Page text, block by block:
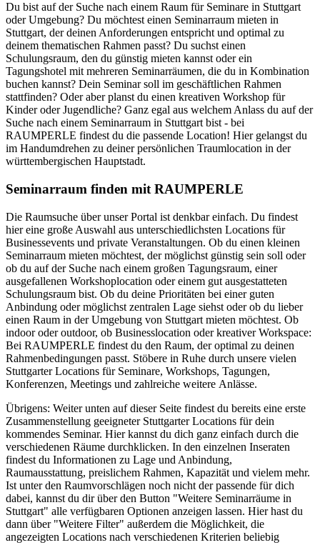
Du bist auf der Suche nach einem Raum für Seminare in Stuttgart
oder Umgebung? Du möchtest einen Seminarraum mieten in
Stuttgart, der deinen Anforderungen entspricht und optimal zu
deinem thematischen Rahmen passt? Du suchst einen
Schulungsraum, den du günstig mieten kannst oder ein
Tagungshotel mit mehreren Seminarräumen, die du in Kombination
buchen kannst? Dein Seminar soll im geschäftlichen Rahmen
stattfinden? Oder aber planst du einen kreativen Workshop für
Kinder oder Jugendliche? Ganz egal aus welchem Anlass du auf der
Suche nach einem Seminarraum in Stuttgart bist - bei
RAUMPERLE findest du die passende Location! Hier gelangst du
im Handumdrehen zu deiner persönlichen Traumlocation in der
württembergischen Hauptstadt.
Seminarraum finden mit RAUMPERLE
Die Raumsuche über unser Portal ist denkbar einfach. Du findest
hier eine große Auswahl aus unterschiedlichsten Locations für
Businessevents und private Veranstaltungen. Ob du einen kleinen
Seminarraum mieten möchtest, der möglichst günstig sein soll oder
ob du auf der Suche nach einem großen Tagungsraum, einer
ausgefallenen Workshoplocation oder einem gut ausgestatteten
Schulungsraum bist. Ob du deine Prioritäten bei einer guten
Anbindung oder möglichst zentralen Lage siehst oder ob du lieber
einen Raum in der Umgebung von Stuttgart mieten möchtest. Ob
indoor oder outdoor, ob Businesslocation oder kreativer Workspace:
Bei RAUMPERLE findest du den Raum, der optimal zu deinen
Rahmenbedingungen passt. Stöbere in Ruhe durch unsere vielen
Stuttgarter Locations für Seminare, Workshops, Tagungen,
Konferenzen, Meetings und zahlreiche weitere Anlässe.
Übrigens: Weiter unten auf dieser Seite findest du bereits eine erste
Zusammenstellung geeigneter Stuttgarter Locations für dein
kommendes Seminar. Hier kannst du dich ganz einfach durch die
verschiedenen Räume durchklicken. In den einzelnen Inseraten
findest du Informationen zu Lage und Anbindung,
Raumausstattung, preislichem Rahmen, Kapazität und vielem mehr.
Ist unter den Raumvorschlägen noch nicht der passende für dich
dabei, kannst du dir über den Button "Weitere Seminarräume in
Stuttgart" alle verfügbaren Optionen anzeigen lassen. Hier hast du
dann über "Weitere Filter" außerdem die Möglichkeit, die
angezeigten Locations nach verschiedenen Kriterien beliebig